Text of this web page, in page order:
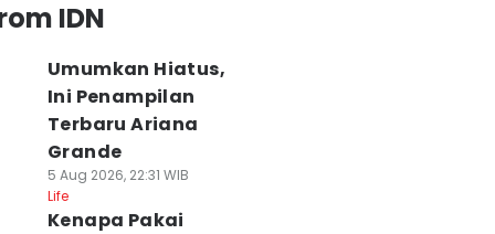
IDN
Umumkan Hiatus,
Ini Penampilan
Terbaru Ariana
Grande
5 Aug 2026, 22:31 WIB
Life
Kenapa Pakai